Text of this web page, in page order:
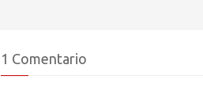
1 Comentario